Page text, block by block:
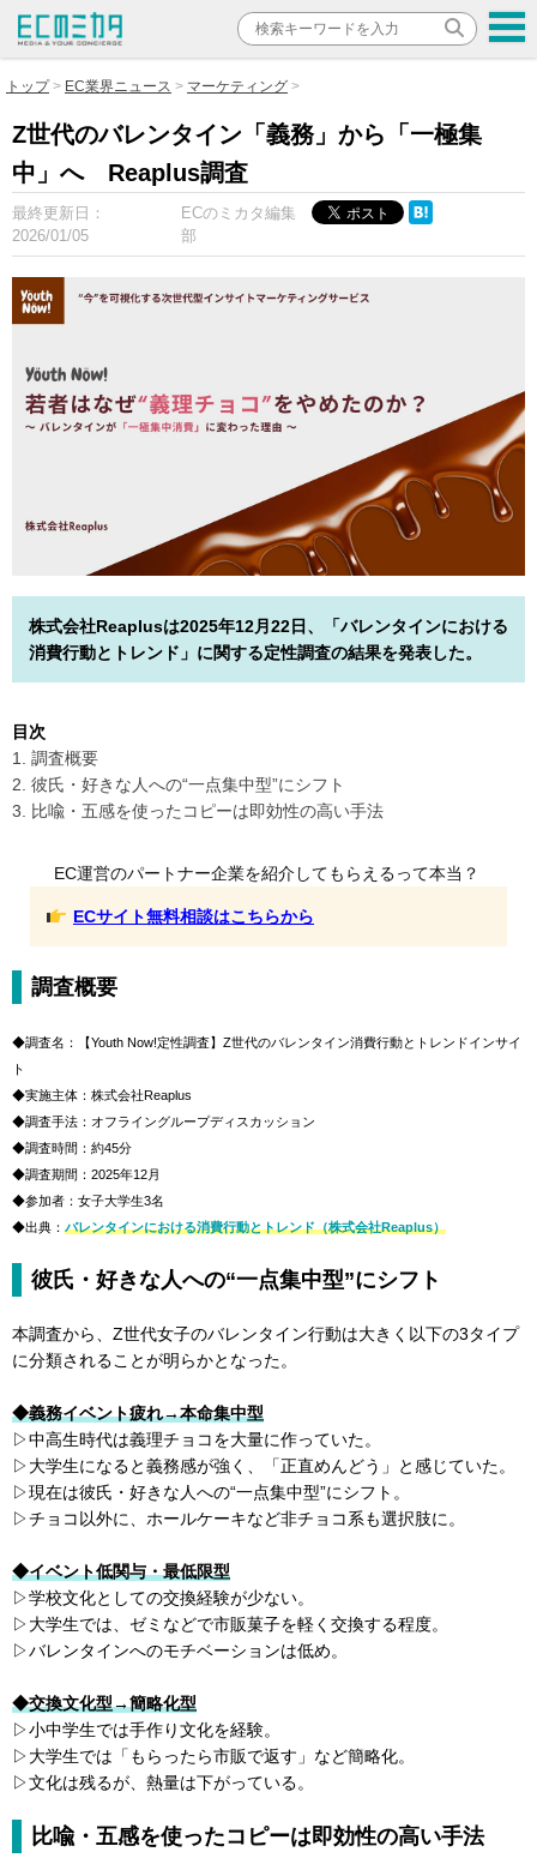
トップ EC業界ニュース マーケティング
Z世代のバレンタイン「義務」から「一極集
中」へ Reaplus調査
最終更新日：
2026/01/05
ECのミカタ編集
部
株式会社Reaplusは2025年12月22日、「バレンタインにおける
消費行動とトレンド」に関する定性調査の結果を発表した。
目次
1. 調査概要
2. 彼氏・好きな人への“一点集中型”にシフト
3. 比喩・五感を使ったコピーは即効性の高い手法
EC運営のパートナー企業を紹介してもらえるって本当？
ECサイト無料相談はこちらから
調査概要
◆調査名：【Youth Now!定性調査】Z世代のバレンタイン消費行動とトレンドインサイ
ト
◆実施主体：株式会社Reaplus
◆調査手法：オフライングループディスカッション
◆調査時間：約45分
◆調査期間：2025年12月
◆参加者：女子大学生3名
◆出典： バレンタインにおける消費行動とトレンド（株式会社Reaplus）
彼氏・好きな人への“一点集中型”にシフト
本調査から、Z世代女子のバレンタイン行動は大きく以下の3タイプ
に分類されることが明らかとなった。
◆義務イベント疲れ→本命集中型
▷中高生時代は義理チョコを大量に作っていた。
▷大学生になると義務感が強く、「正直めんどう」と感じていた。
▷現在は彼氏・好きな人への“一点集中型”にシフト。
▷チョコ以外に、ホールケーキなど非チョコ系も選択肢に。
◆イベント低関与・最低限型
▷学校文化としての交換経験が少ない。
▷大学生では、ゼミなどで市販菓子を軽く交換する程度。
▷バレンタインへのモチベーションは低め。
◆交換文化型→簡略化型
▷小中学生では手作り文化を経験。
▷大学生では「もらったら市販で返す」など簡略化。
▷文化は残るが、熱量は下がっている。
比喩・五感を使ったコピーは即効性の高い手法